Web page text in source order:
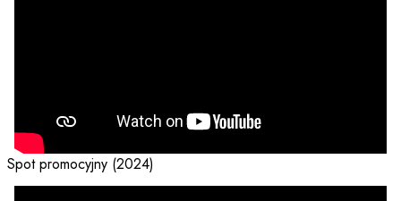
Spot promocyjny (2024)